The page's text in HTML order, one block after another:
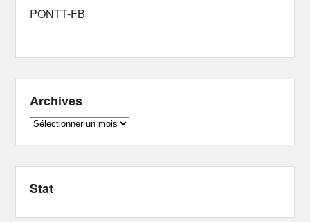
PONTT-FB
Archives
Archives
Stat